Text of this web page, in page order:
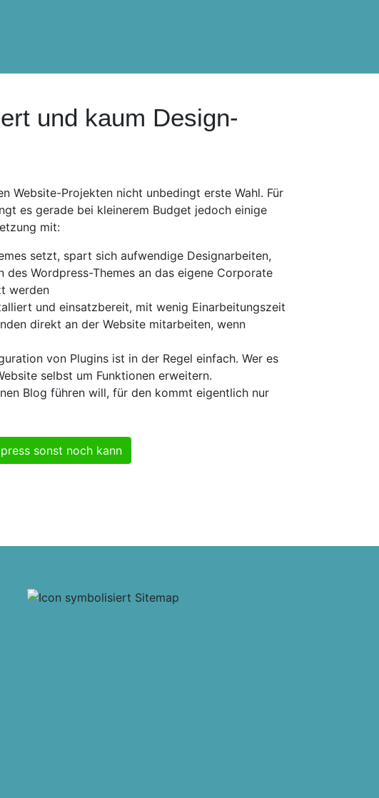
und kaum Design-
Website-Projekten nicht unbedingt erste Wahl. Für
es gerade bei kleinerem Budget jedoch einige
mit:
setzt, spart sich aufwendige Designarbeiten,
des Wordpress-Themes an das eigene Corporate
werden
und einsatzbereit, mit wenig Einarbeitungszeit
direkt an der Website mitarbeiten, wenn
von Plugins ist in der Regel einfach. Wer es
selbst um Funktionen erweitern.
Blog führen will, für den kommt eigentlich nur
sonst noch kann